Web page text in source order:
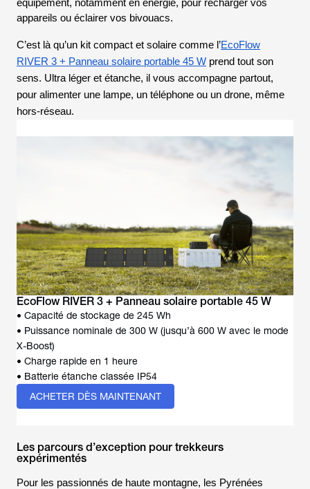
équipement, notamment en énergie, pour recharger vos
appareils ou éclairer vos bivouacs.
C’est là qu’un kit compact et solaire comme l’EcoFlow
RIVER 3 + Panneau solaire portable 45 W prend tout son
sens. Ultra léger et étanche, il vous accompagne partout,
pour alimenter une lampe, un téléphone ou un drone, même
hors-réseau.
• Capacité de stockage de 245 Wh
• Puissance nominale de 300 W (jusqu’à 600 W avec le mode
X-Boost)
• Charge rapide en 1 heure
ACHETER DÈS MAINTENANT
Les parcours d’exception pour trekkeurs
expérimentés
Pour les passionnés de haute montagne, les Pyrénées